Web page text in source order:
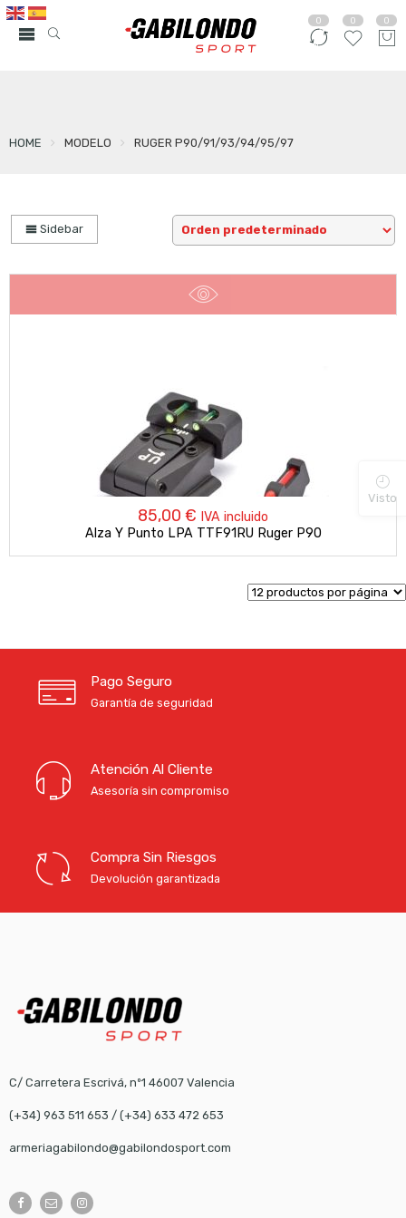
0 0 0
HOME MODELO RUGER P90/91/93/94/95/97
Sidebar
85,00 € IVA incluido
Alza Y Punto LPA TTF91RU Ruger P90
Pago Seguro
Garantía de seguridad
Atención Al Cliente
Asesoría sin compromiso
Compra Sin Riesgos
Devolución garantizada
C/ Carretera Escrivá, nº1 46007 Valencia
(+34) 963 511 653 / (+34) 633 472 653
armeriagabilondo@gabilondosport.com
Visto